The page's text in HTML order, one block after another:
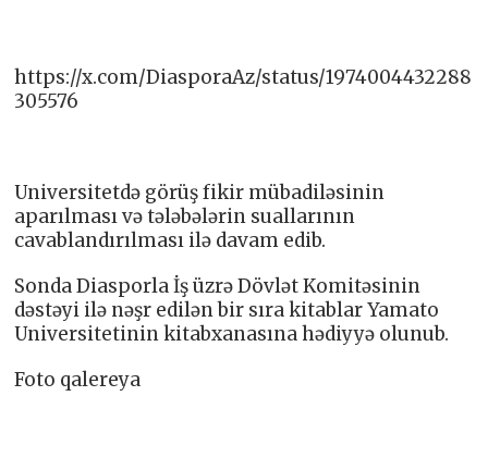
https://x.com/DiasporaAz/status/1974004432288
305576
Universitetdə görüş fikir mübadiləsinin
aparılması və tələbələrin suallarının
cavablandırılması ilə davam edib.
Sonda Diasporla İş üzrə Dövlət Komitəsinin
dəstəyi ilə nəşr edilən bir sıra kitablar Yamato
Universitetinin kitabxanasına hədiyyə olunub.
Foto qalereya